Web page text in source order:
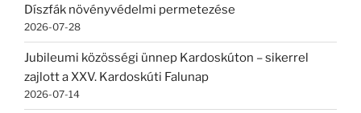
Díszfák növényvédelmi permetezése
2026-07-28
Jubileumi közösségi ünnep Kardoskúton – sikerrel
zajlott a XXV. Kardoskúti Falunap
2026-07-14